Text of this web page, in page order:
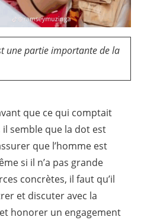
une partie importante de la
que ce qui comptait
il semble que la dot est
que l’homme est
si il n’a pas grande
concrètes, il faut qu’il
et discuter avec la
honorer un engagement